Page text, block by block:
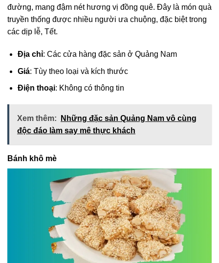
đường, mang đậm nét hương vị đồng quê. Đây là món quà
truyền thống được nhiều người ưa chuộng, đặc biệt trong
các dịp lễ, Tết.
Địa chỉ: Các cửa hàng đặc sản ở Quảng Nam
Giá: Tùy theo loại và kích thước
Điện thoại: Không có thông tin
Xem thêm:
Những đặc sản Quảng Nam vô cùng
độc đáo làm say mê thực khách
Bánh khô mè